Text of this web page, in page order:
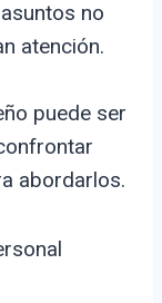
no
atención.
puede ser
abordarlos.